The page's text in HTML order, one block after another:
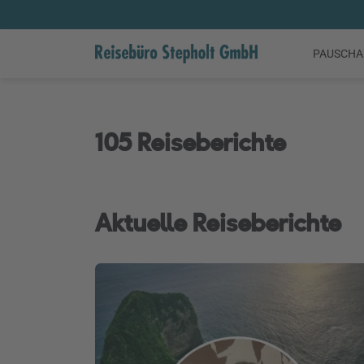
105 Reiseberichte
Aktuelle Reiseberichte